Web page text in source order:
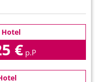
Hotel
€ p.P